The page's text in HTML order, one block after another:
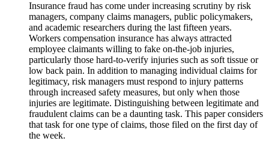
Insurance fraud has come under increasing scrutiny by risk
managers, company claims managers, public policymakers,
and academic researchers during the last fifteen years.
Workers compensation insurance has always attracted
employee claimants willing to fake on-the-job injuries,
particularly those hard-to-verify injuries such as soft tissue or
low back pain. In addition to managing individual claims for
legitimacy, risk managers must respond to injury patterns
through increased safety measures, but only when those
injuries are legitimate. Distinguishing between legitimate and
fraudulent claims can be a daunting task. This paper considers
that task for one type of claims, those filed on the first day of
the week.